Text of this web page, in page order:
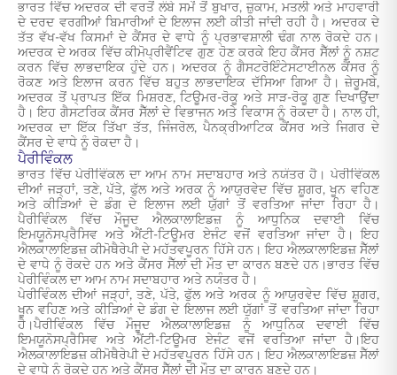
ਭਾਰਤ ਵਿੱਚ ਅਦਰਕ ਦੀ ਵਰਤੋਂ ਲੰਬੇ ਸਮੇਂ ਤੋਂ ਬੁਖਾਰ, ਜ਼ੁਕਾਮ, ਮਤਲੀ ਅਤੇ ਮਾਹਵਾਰੀ
ਦੇ ਦਰਦ ਵਰਗੀਆਂ ਬਿਮਾਰੀਆਂ ਦੇ ਇਲਾਜ ਲਈ ਕੀਤੀ ਜਾਂਦੀ ਰਹੀ ਹੈ। ਅਦਰਕ ਦੇ
ਤੱਤ ਵੱਖ-ਵੱਖ ਕਿਸਮਾਂ ਦੇ ਕੈਂਸਰ ਦੇ ਵਾਧੇ ਨੂੰ ਪ੍ਰਭਾਵਸ਼ਾਲੀ ਢੰਗ ਨਾਲ ਰੋਕਦੇ ਹਨ।
ਅਦਰਕ ਦੇ ਅਰਕ ਵਿੱਚ ਕੀਮੋਪ੍ਰੀਵੈਂਟਿਵ ਗੁਣ ਹੋਣ ਕਰਕੇ ਇਹ ਕੈਂਸਰ ਸੈੱਲਾਂ ਨੂੰ ਨਸ਼ਟ
ਕਰਨ ਵਿੱਚ ਲਾਭਦਾਇਕ ਹੁੰਦੇ ਹਨ। ਅਦਰਕ ਨੂੰ ਗੈਸਟਰੋਇੰਟੇਸਟਾਈਨਲ ਕੈਂਸਰ ਨੂੰ
ਰੋਕਣ ਅਤੇ ਇਲਾਜ ਕਰਨ ਵਿੱਚ ਬਹੁਤ ਲਾਭਦਾਇਕ ਦੱਸਿਆ ਗਿਆ ਹੈ। ਜ਼ੇਰੂਮਬੇ,
ਅਦਰਕ ਤੋਂ ਪ੍ਰਾਪਤ ਇੱਕ ਮਿਸ਼ਰਣ, ਟਿਊਮਰ-ਰੋਕੂ ਅਤੇ ਸਾੜ-ਰੋਕੂ ਗੁਣ ਦਿਖਾਉਂਦਾ
ਹੈ। ਇਹ ਗੈਸਟਰਿਕ ਕੈਂਸਰ ਸੈੱਲਾਂ ਦੇ ਵਿਭਾਜਨ ਅਤੇ ਵਿਕਾਸ ਨੂੰ ਰੋਕਦਾ ਹੈ। ਨਾਲ ਹੀ,
ਅਦਰਕ ਦਾ ਇੱਕ ਤਿੱਖਾ ਤੱਤ, ਜਿੰਜਰੋਲ, ਪੈਨਕ੍ਰੀਆਟਿਕ ਕੈਂਸਰ ਅਤੇ ਜਿਗਰ ਦੇ
ਕੈਂਸਰ ਦੇ ਵਾਧੇ ਨੂੰ ਰੋਕਦਾ ਹੈ।
ਪੈਰੀਵਿੰਕਲ
ਭਾਰਤ ਵਿੱਚ ਪੇਰੀਵਿੰਕਲ ਦਾ ਆਮ ਨਾਮ ਸਦਾਬਹਾਰ ਅਤੇ ਨਯੰਤਰ ਹੈ। ਪੇਰੀਵਿੰਕਲ
ਦੀਆਂ ਜੜ੍ਹਾਂ, ਤਣੇ, ਪੱਤੇ, ਫੁੱਲ ਅਤੇ ਅਰਕ ਨੂੰ ਆਯੁਰਵੇਦ ਵਿੱਚ ਸ਼ੂਗਰ, ਖੂਨ ਵਹਿਣ
ਅਤੇ ਕੀੜਿਆਂ ਦੇ ਡੰਗ ਦੇ ਇਲਾਜ ਲਈ ਯੁੱਗਾਂ ਤੋਂ ਵਰਤਿਆ ਜਾਂਦਾ ਰਿਹਾ ਹੈ।
ਪੈਰੀਵਿੰਕਲ ਵਿੱਚ ਮੌਜੂਦ ਐਲਕਾਲਾਇਡਜ਼ ਨੂੰ ਆਧੁਨਿਕ ਦਵਾਈ ਵਿੱਚ
ਇਮਯੂਨੋਸਪ੍ਰੈਸਿਵ ਅਤੇ ਐਂਟੀ-ਟਿਊਮਰ ਏਜੰਟ ਵਜੋਂ ਵਰਤਿਆ ਜਾਂਦਾ ਹੈ। ਇਹ
ਐਲਕਾਲਾਇਡਜ਼ ਕੀਮੋਥੈਰੇਪੀ ਦੇ ਮਹੱਤਵਪੂਰਨ ਹਿੱਸੇ ਹਨ। ਇਹ ਐਲਕਾਲਾਇਡਜ਼ ਸੈੱਲਾਂ
ਦੇ ਵਾਧੇ ਨੂੰ ਰੋਕਦੇ ਹਨ ਅਤੇ ਕੈਂਸਰ ਸੈੱਲਾਂ ਦੀ ਮੌਤ ਦਾ ਕਾਰਨ ਬਣਦੇ ਹਨ।ਭਾਰਤ ਵਿੱਚ
ਪੇਰੀਵਿੰਕਲ ਦਾ ਆਮ ਨਾਮ ਸਦਾਬਹਾਰ ਅਤੇ ਨਯੰਤਰ ਹੈ।
ਪੇਰੀਵਿੰਕਲ ਦੀਆਂ ਜੜ੍ਹਾਂ, ਤਣੇ, ਪੱਤੇ, ਫੁੱਲ ਅਤੇ ਅਰਕ ਨੂੰ ਆਯੁਰਵੇਦ ਵਿੱਚ ਸ਼ੂਗਰ,
ਖੂਨ ਵਹਿਣ ਅਤੇ ਕੀੜਿਆਂ ਦੇ ਡੰਗ ਦੇ ਇਲਾਜ ਲਈ ਯੁੱਗਾਂ ਤੋਂ ਵਰਤਿਆ ਜਾਂਦਾ ਰਿਹਾ
ਹੈ।ਪੈਰੀਵਿੰਕਲ ਵਿੱਚ ਮੌਜੂਦ ਐਲਕਾਲਾਇਡਜ਼ ਨੂੰ ਆਧੁਨਿਕ ਦਵਾਈ ਵਿੱਚ
ਇਮਯੂਨੋਸਪ੍ਰੈਸਿਵ ਅਤੇ ਐਂਟੀ-ਟਿਊਮਰ ਏਜੰਟ ਵਜੋਂ ਵਰਤਿਆ ਜਾਂਦਾ ਹੈ।ਇਹ
ਐਲਕਾਲਾਇਡਜ਼ ਕੀਮੋਥੈਰੇਪੀ ਦੇ ਮਹੱਤਵਪੂਰਨ ਹਿੱਸੇ ਹਨ। ਇਹ ਐਲਕਾਲਾਇਡਜ਼ ਸੈੱਲਾਂ
ਦੇ ਵਾਧੇ ਨੂੰ ਰੋਕਦੇ ਹਨ ਅਤੇ ਕੈਂਸਰ ਸੈੱਲਾਂ ਦੀ ਮੌਤ ਦਾ ਕਾਰਨ ਬਣਦੇ ਹਨ।